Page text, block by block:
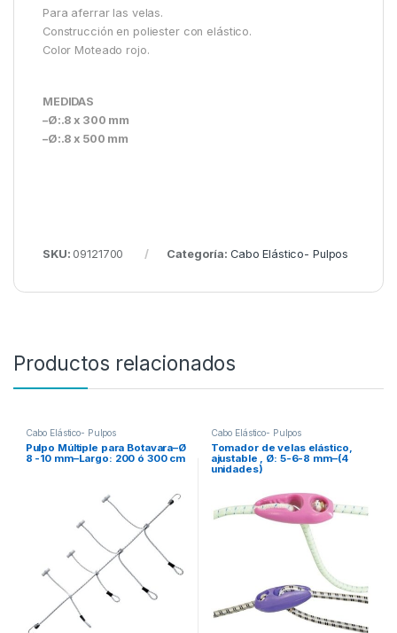
Para aferrar las velas.
Construcción en poliester con elástico.
Color Moteado rojo.
MEDIDAS
–Ø:.8 x 300 mm
–Ø:.8 x 500 mm
SKU: 09121700 Categoría: Cabo Elástico- Pulpos
Productos relacionados
Cabo Elástico- Pulpos
Pulpo Múltiple para Botavara–Ø
8 -10 mm–Largo: 200 ó 300 cm
Cabo Elástico- Pulpos
Tomador de velas elástico,
ajustable , Ø: 5-6-8 mm–(4
unidades)